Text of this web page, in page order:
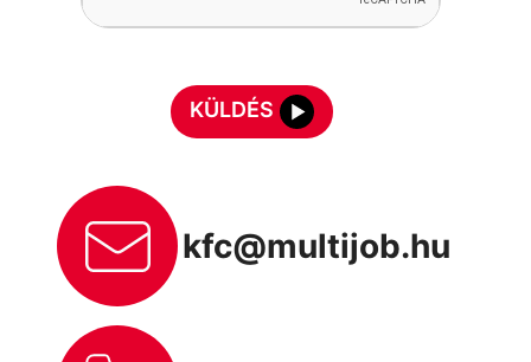
KÜLDÉS
kfc@multijob.hu